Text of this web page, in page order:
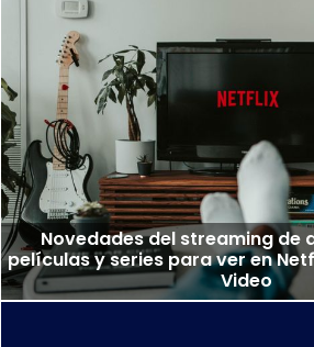
Novedades del streaming de
películas y series para ver en
Video